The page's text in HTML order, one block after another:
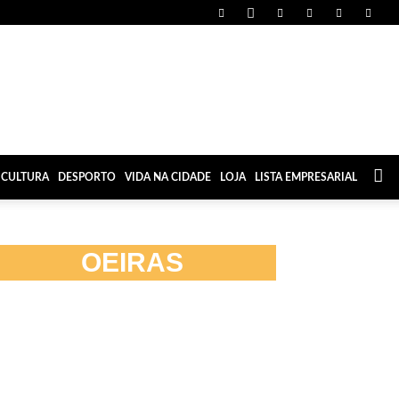
CULTURA DESPORTO VIDA NA CIDADE LOJA LISTA EMPRESARIAL
OEIRAS